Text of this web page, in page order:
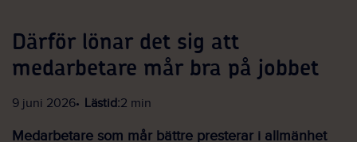
Därför lönar det sig att
medarbetare mår bra på jobbet
9 juni 2026 Lästid:2 min
Medarbetare som mår bättre presterar i allmänhet